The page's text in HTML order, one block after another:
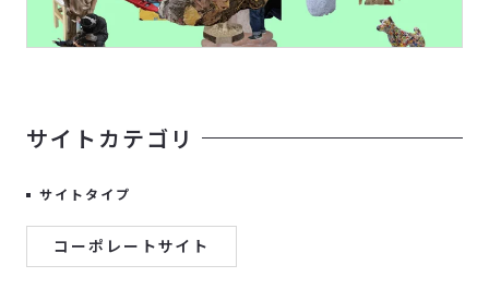
サイトカテゴリ
サイトタイプ
コーポレートサイト